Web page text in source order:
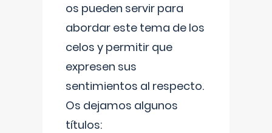
os pueden servir para
abordar este tema de los
celos y permitir que
expresen sus
sentimientos al respecto.
Os dejamos algunos
títulos: